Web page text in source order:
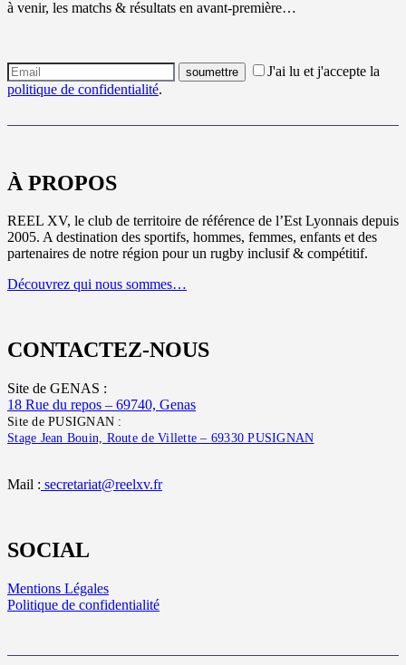
à venir, les matchs & résultats en avant-première…
J'ai lu et j'accepte la
politique de confidentialité.
À PROPOS
REEL XV, le club de territoire de référence de l’Est Lyonnais depuis
2005. A destination des sportifs, hommes, femmes, enfants et des
partenaires de notre région pour un rugby inclusif & compétitif.
Découvrez qui nous sommes…
CONTACTEZ-NOUS
Site de GENAS :
18 Rue du repos – 69740, Genas
Site de PUSIGNAN :
Stage Jean Bouin, Route de Villette – 69330 PUSIGNAN
Mail : secretariat@reelxv.fr
SOCIAL
Mentions Légales
Politique de confidentialité